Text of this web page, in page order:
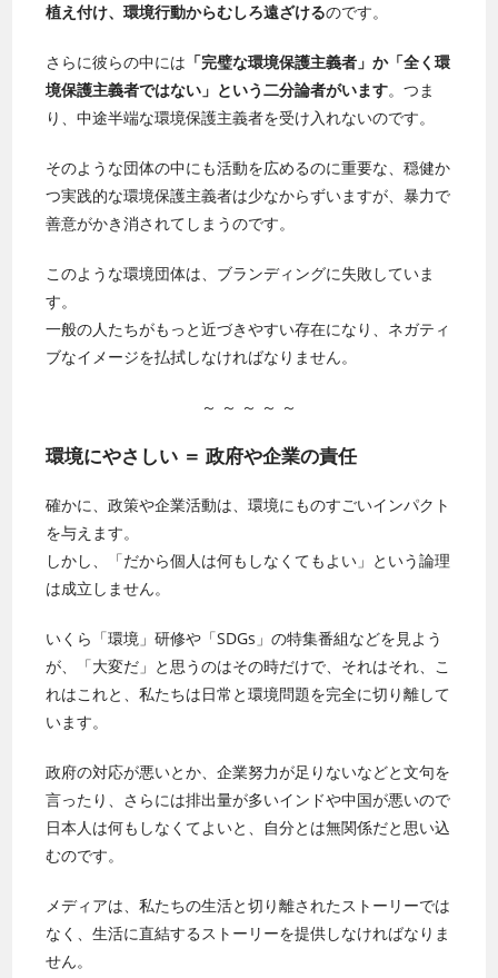
植え付け、環境行動からむしろ遠ざけるのです。
さらに彼らの中には 「完璧な環境保護主義者」か「全く環
境保護主義者ではない」という二分論者がいます。つま
り、中途半端な環境保護主義者を受け入れないのです。
そのような団体の中にも活動を広めるのに重要な、穏健か
つ実践的な環境保護主義者は少なからずいますが、暴力で
善意がかき消されてしまうのです。
このような環境団体は、ブランディングに失敗していま
す。
一般の人たちがもっと近づきやすい存在になり、ネガティ
ブなイメージを払拭しなければなりません。
～ ～ ～ ～ ～
環境にやさしい ＝ 政府や企業の責任
確かに、政策や企業活動は、環境にものすごいインパクト
を与えます。
しかし、「だから個人は何もしなくてもよい」という論理
は成立しません。
いくら「環境」研修や「SDGs」の特集番組などを見よう
が、「大変だ」と思うのはその時だけで、それはそれ、こ
れはこれと、私たちは日常と環境問題を完全に切り離して
います。
政府の対応が悪いとか、企業努力が足りないなどと文句を
言ったり、さらには排出量が多いインドや中国が悪いので
日本人は何もしなくてよいと、自分とは無関係だと思い込
むのです。
メディアは、私たちの生活と切り離されたストーリーでは
なく、生活に直結するストーリーを提供しなければなりま
せん。